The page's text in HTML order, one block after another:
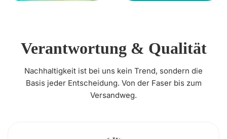
Verantwortung & Qualität
Nachhaltigkeit ist bei uns kein Trend, sondern die
Basis jeder Entscheidung. Von der Faser bis zum
Versandweg.